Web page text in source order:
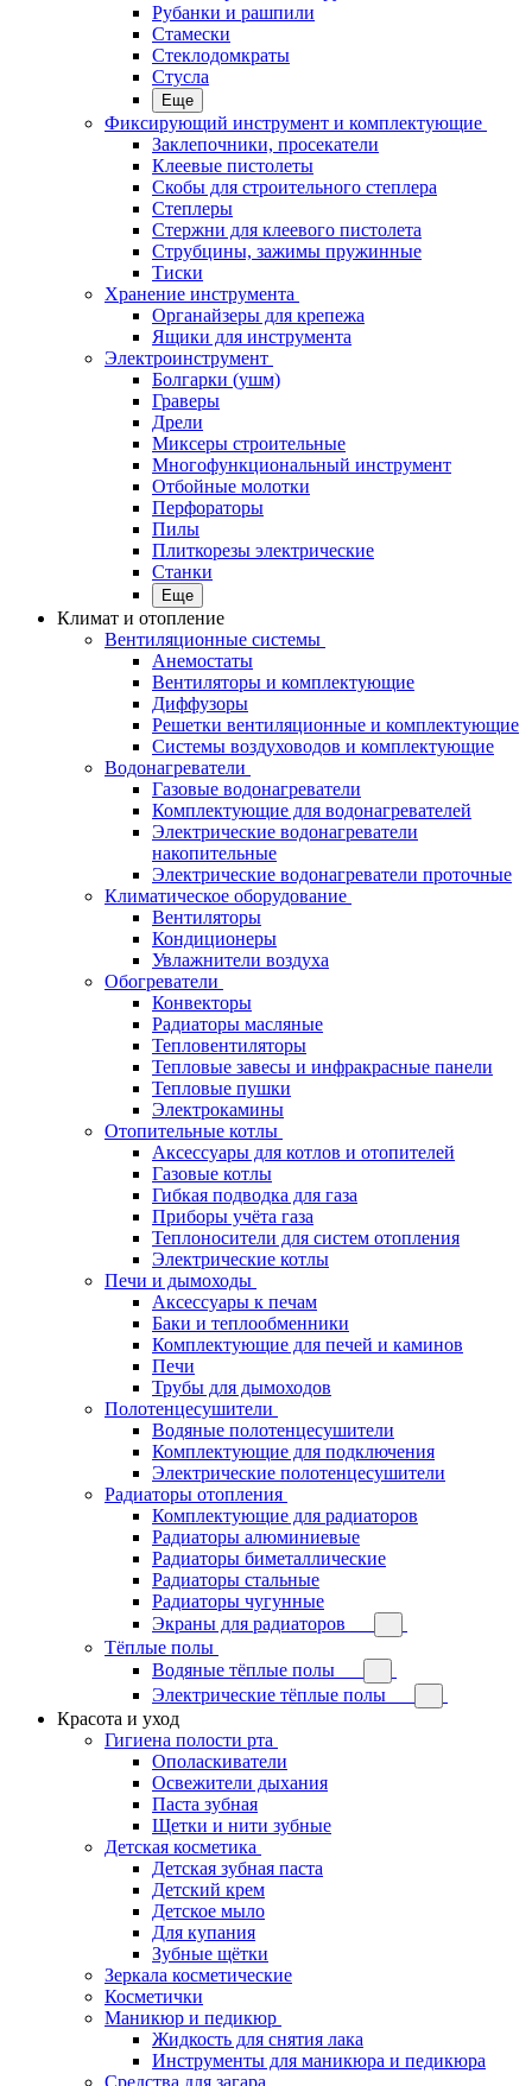
Рубанки и рашпили
Стамески
Стеклодомкраты
Стусла
Еще
Фиксирующий инструмент и комплектующие
Заклепочники, просекатели
Клеевые пистолеты
Скобы для строительного степлера
Степлеры
Стержни для клеевого пистолета
Струбцины, зажимы пружинные
Тиски
Хранение инструмента
Органайзеры для крепежа
Ящики для инструмента
Электроинструмент
Болгарки (ушм)
Граверы
Дрели
Миксеры строительные
Многофункциональный инструмент
Отбойные молотки
Перфораторы
Пилы
Плиткорезы электрические
Станки
Еще
Климат и отопление
Вентиляционные системы
Анемостаты
Вентиляторы и комплектующие
Диффузоры
Решетки вентиляционные и комплектующие
Системы воздуховодов и комплектующие
Водонагреватели
Газовые водонагреватели
Комплектующие для водонагревателей
Электрические водонагреватели
накопительные
Электрические водонагреватели проточные
Климатическое оборудование
Вентиляторы
Кондиционеры
Увлажнители воздуха
Обогреватели
Конвекторы
Радиаторы масляные
Тепловентиляторы
Тепловые завесы и инфракрасные панели
Тепловые пушки
Электрокамины
Отопительные котлы
Аксессуары для котлов и отопителей
Газовые котлы
Гибкая подводка для газа
Приборы учёта газа
Теплоносители для систем отопления
Электрические котлы
Печи и дымоходы
Аксессуары к печам
Баки и теплообменники
Комплектующие для печей и каминов
Печи
Трубы для дымоходов
Полотенцесушители
Водяные полотенцесушители
Комплектующие для подключения
Электрические полотенцесушители
Радиаторы отопления
Комплектующие для радиаторов
Радиаторы алюминиевые
Радиаторы биметаллические
Радиаторы стальные
Радиаторы чугунные
Экраны для радиаторов
Тёплые полы
Водяные тёплые полы
Электрические тёплые полы
Красота и уход
Гигиена полости рта
Ополаскиватели
Освежители дыхания
Паста зубная
Щетки и нити зубные
Детская косметика
Детская зубная паста
Детский крем
Детское мыло
Для купания
Зубные щётки
Зеркала косметические
Косметички
Маникюр и педикюр
Жидкость для снятия лака
Инструменты для маникюра и педикюра
Средства для загара